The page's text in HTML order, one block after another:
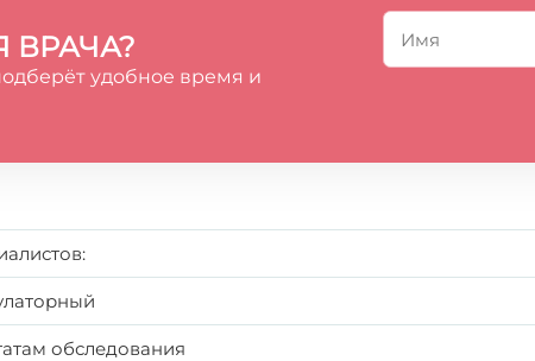
ВРАЧА?
удобное время и
обследования